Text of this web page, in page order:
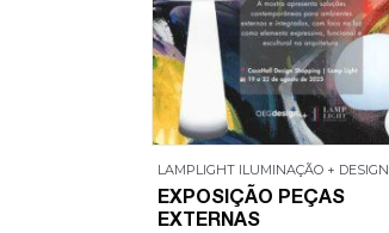
LAMPLIGHT ILUMINAÇÃO + DESIGN
EXPOSIÇÃO PEÇAS
EXTERNAS